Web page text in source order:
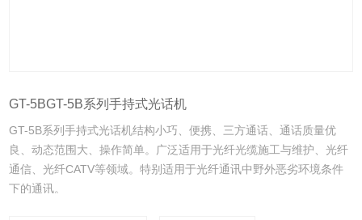
GT-5BGT-5B系列手持式光话机
GT-5B系列手持式光话机结构小巧、便携、三方通话、通话质量优
良、动态范围大、操作简单。广泛适用于光纤光缆施工与维护、光纤
通信、光纤CATV等领域。特别适用于光纤通讯中野外恶劣环境条件
下的通讯。